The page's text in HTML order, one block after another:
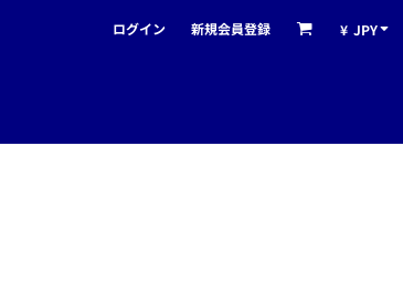
ログイン 新規会員登録 ¥ JPY